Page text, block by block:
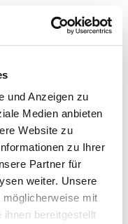
und Anzeigen zu
Medien anbieten
Website zu
zu Ihrer
Partner für
weiter. Unsere
mit
bereitgestellt